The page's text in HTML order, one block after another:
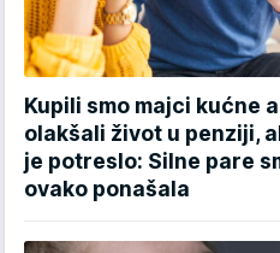
Kupili smo majci kućne
olakšali život u penziji,
je potreslo: Silne pare
ovako ponašala